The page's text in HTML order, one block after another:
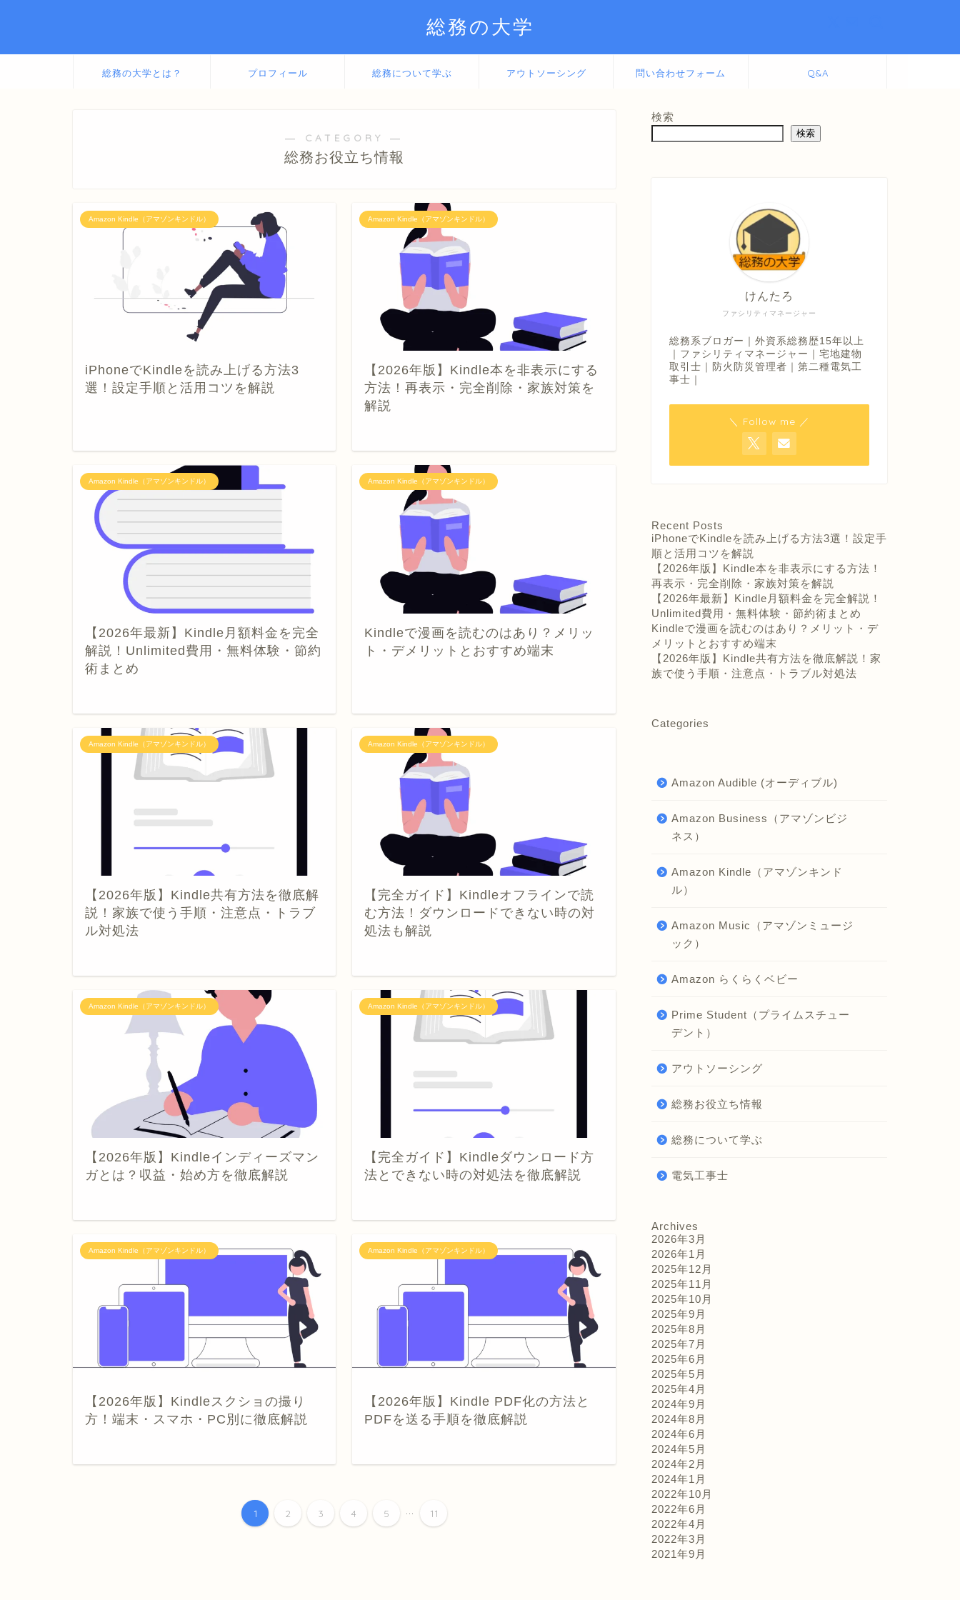
総務の大学
総務の大学とは？ プロフィール 総務について学ぶ アウトソーシング 問い合わせフォーム Q&A
― CATEGORY ―
総務お役立ち情報
Amazon Kindle（アマゾンキンドル）
iPhoneでKindleを読み上げる方法3
選！設定手順と活用コツを解説
Amazon Kindle（アマゾンキンドル）
【2026年版】Kindle本を非表示にする
方法！再表示・完全削除・家族対策を
解説
Amazon Kindle（アマゾンキンドル）
【2026年最新】Kindle月額料金を完全
解説！Unlimited費用・無料体験・節約
術まとめ
Amazon Kindle（アマゾンキンドル）
Kindleで漫画を読むのはあり？メリッ
ト・デメリットとおすすめ端末
Amazon Kindle（アマゾンキンドル）
【2026年版】Kindle共有方法を徹底解
説！家族で使う手順・注意点・トラブ
ル対処法
Amazon Kindle（アマゾンキンドル）
【完全ガイド】Kindleオフラインで読
む方法！ダウンロードできない時の対
処法も解説
Amazon Kindle（アマゾンキンドル）
【2026年版】Kindleインディーズマン
ガとは？収益・始め方を徹底解説
Amazon Kindle（アマゾンキンドル）
【完全ガイド】Kindleダウンロード方
法とできない時の対処法を徹底解説
Amazon Kindle（アマゾンキンドル）
【2026年版】Kindleスクショの撮り
方！端末・スマホ・PC別に徹底解説
Amazon Kindle（アマゾンキンドル）
【2026年版】Kindle PDF化の方法と
PDFを送る手順を徹底解説
1 2 3 4 5 ... 11
検索
検索
ファシリティマネージャー
けんたろ
総務系ブロガー｜外資系総務歴15年以上
｜ファシリティマネージャー｜宅地建物
取引士｜防火防災管理者｜第二種電気工
事士｜
＼ Follow me ／
Recent Posts
iPhoneでKindleを読み上げる方法3選！設定手
順と活用コツを解説
【2026年版】Kindle本を非表示にする方法！
再表示・完全削除・家族対策を解説
【2026年最新】Kindle月額料金を完全解説！
Unlimited費用・無料体験・節約術まとめ
Kindleで漫画を読むのはあり？メリット・デ
メリットとおすすめ端末
【2026年版】Kindle共有方法を徹底解説！家
族で使う手順・注意点・トラブル対処法
Categories
Amazon Audible (オーディブル)
Amazon Business（アマゾンビジ
ネス）
Amazon Kindle（アマゾンキンド
ル）
Amazon Music（アマゾンミュージ
ック）
Amazon らくらくベビー
Prime Student（プライムスチュー
デント）
アウトソーシング
総務お役立ち情報
総務について学ぶ
電気工事士
Archives
2026年3月
2026年1月
2025年12月
2025年11月
2025年10月
2025年9月
2025年8月
2025年7月
2025年6月
2025年5月
2025年4月
2024年9月
2024年8月
2024年6月
2024年5月
2024年2月
2024年1月
2022年10月
2022年6月
2022年4月
2022年3月
2021年9月